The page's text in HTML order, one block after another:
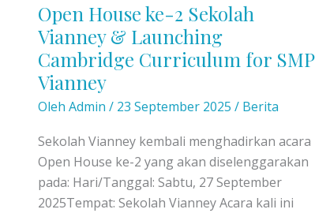
Open House ke-2 Sekolah
Vianney & Launching
Cambridge Curriculum for SMP
Vianney
Oleh Admin / 23 September 2025 / Berita
Sekolah Vianney kembali menghadirkan acara
Open House ke-2 yang akan diselenggarakan
pada: Hari/Tanggal: Sabtu, 27 September
2025Tempat: Sekolah Vianney Acara kali ini